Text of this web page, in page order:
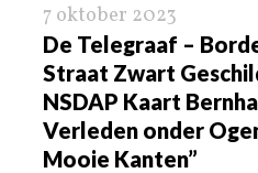
7 oktober 2023
De Telegraaf –
Straat Zwart
NSDAP Kaart
Verleden onder
Mooie Kanten”